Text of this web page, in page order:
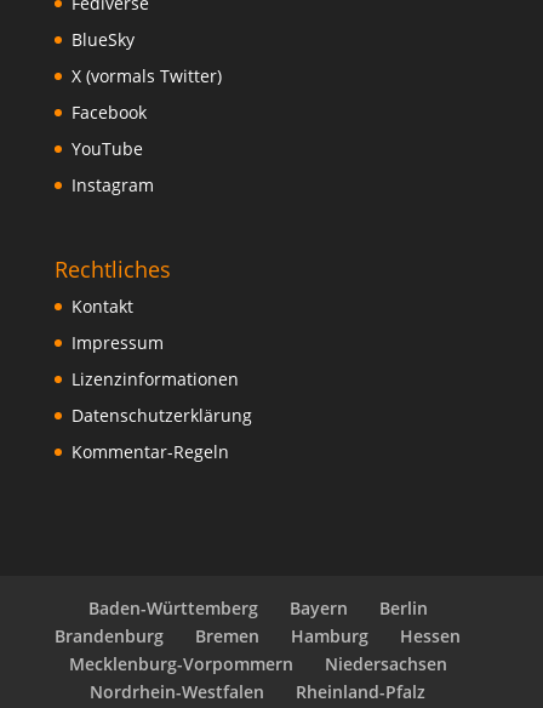
BlueSky
X (vormals Twitter)
Facebook
YouTube
Instagram
Rechtliches
Kontakt
Impressum
Lizenzinformationen
Datenschutzerklärung
Kommentar-Regeln
Baden-Württemberg Bayern
Berlin
Brandenburg
Bremen Hamburg
Hessen
Mecklenburg-Vorpommern
Niedersachsen
Nordrhein-Westfalen
Rheinland-Pfalz